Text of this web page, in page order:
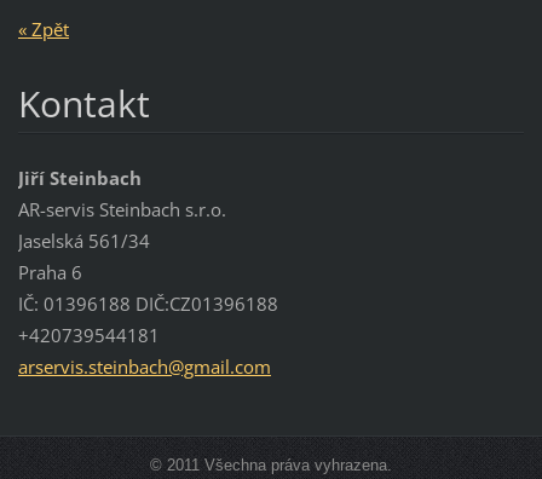
« Zpět
Kontakt
Jiří Steinbach
AR-servis Steinbach s.r.o.
Jaselská 561/34
Praha 6
IČ: 01396188 DIČ:CZ01396188
+420739544181
arservis.steinbach@gmail.com
© 2011 Všechna práva vyhrazena.